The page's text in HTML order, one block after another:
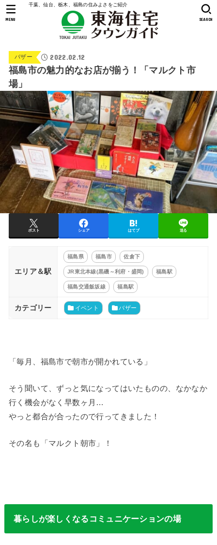
千葉、仙台、栃木、福島の住みよさをご紹介
SEARCH
MENU
バザー 2022.02.12
福島市の魅力的なお店が揃う！「マルクト市
場」
ポスト シェア はてブ 送る
エリア＆駅
福島県 福島市 佐倉下
JR東北本線(黒磯～利府・盛岡) 福島駅
福島交通飯坂線 福島駅
カテゴリー イベント バザー
「毎月、福島市で朝市が開かれている」
そう聞いて、ずっと気になってはいたものの、なかなか
行く機会がなく早数ヶ月…
やっと都合が合ったので行ってきました！
その名も「マルクト朝市」！
暮らしが楽しくなるコミュニケーションの場